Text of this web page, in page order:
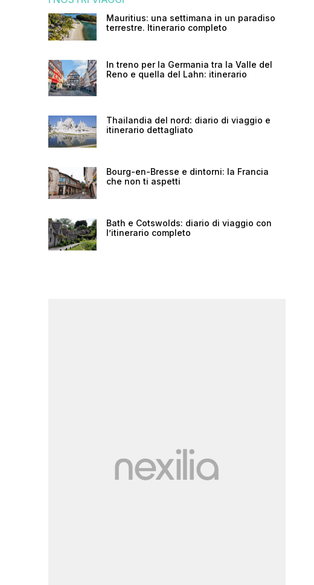
Mauritius: una settimana in un paradiso
terrestre. Itinerario completo
In treno per la Germania tra la Valle del
Reno e quella del Lahn: itinerario
Thailandia del nord: diario di viaggio e
itinerario dettagliato
Bourg-en-Bresse e dintorni: la Francia
che non ti aspetti
Bath e Cotswolds: diario di viaggio con
l’itinerario completo